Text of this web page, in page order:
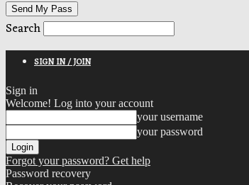
Search
SIGN IN / JOIN
Sign in
Welcome! Log into your account
your username
your password
Forgot your password? Get help
Password recovery